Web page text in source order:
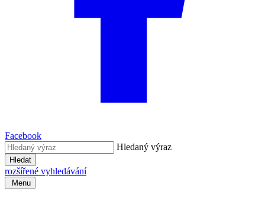
Facebook
Hledaný výraz
Hledat
rozšířené vyhledávání
Menu